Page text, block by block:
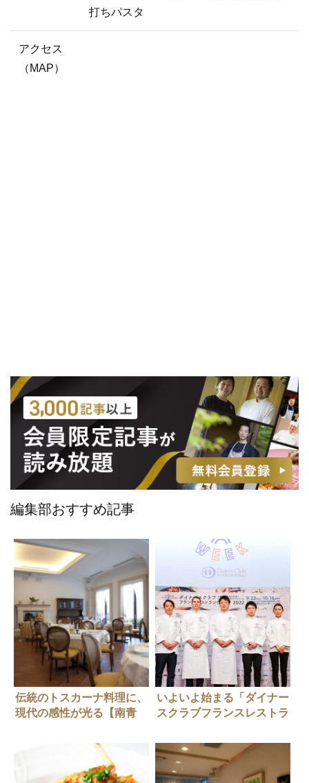
打ちパスタ
アクセス
（MAP）
編集部おすすめ記事
伝統のトスカーナ料理に、
現代の感性が光る【南青
Ristorante-Enoteca Riva
degli Etruschi（リストラ
ンテ・エノテカ リヴァ デ
いよいよ始まる「ダイナー
スクラブフランスレストラ
発表会が開催される